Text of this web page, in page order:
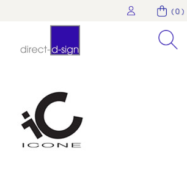
( 0 )